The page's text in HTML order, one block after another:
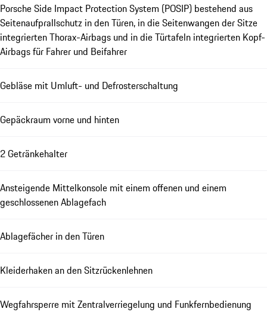
Porsche Side Impact Protection System (POSIP) bestehend aus
Seitenaufprallschutz in den Türen, in die Seitenwangen der Sitze
integrierten Thorax-Airbags und in die Türtafeln integrierten Kopf-
Airbags für Fahrer und Beifahrer
Gebläse mit Umluft- und Defrosterschaltung
Gepäckraum vorne und hinten
2 Getränkehalter
Ansteigende Mittelkonsole mit einem offenen und einem
geschlossenen Ablagefach
Ablagefächer in den Türen
Kleiderhaken an den Sitzrückenlehnen
Wegfahrsperre mit Zentralverriegelung und Funkfernbedienung